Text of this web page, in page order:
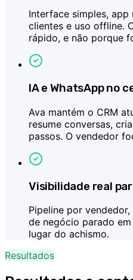
Interface simples,
clientes e uso offline.
rápido, e não porque
IA e WhatsApp no
Ava mantém o CRM
resume conversas,
passos. O vendedor
Visibilidade real
Pipeline por
de negócio parado
lugar do achismo.
Resultados